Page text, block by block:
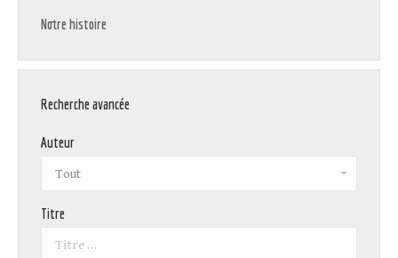
Notre histoire
Recherche avancée
Auteur
Titre